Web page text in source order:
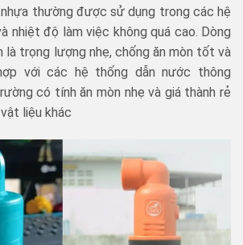
nhựa thường được sử dụng trong các hệ
nhiệt độ làm việc không quá cao. Dòng
là trọng lượng nhẹ, chống ăn mòn tốt và
với các hệ thống dẫn nước thông
có tính ăn mòn nhẹ và giá thành rẻ
liệu khác